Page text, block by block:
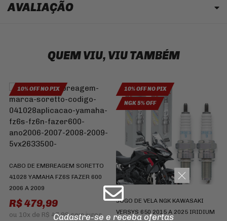
AVALIAÇÃO
QUEM VIU, VIU TAMBÉM
10% OFF NO PIX
CABO DE EMBREAGEM SORETTO
41028 YAMAHA FZ6S FAZER 600
2006 A 2009
R$ 479,99
ou 10x de R$ 47,99sem juros
10% OFF NO PIX
NGK 5% OFF
JOGO DE VELA NGK KAWASAKI
VERSYS 650 2015 A 2025 IRIDIUM
Cadastre-se e receba ofertas